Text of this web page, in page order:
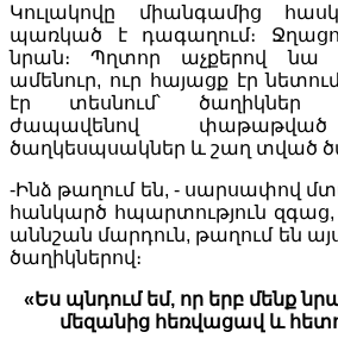
Կուլակովը միանգամից
պառկած է դագաղում։
նրան։ Պղտոր աչքերով նա
ամենուր, ուր հայացք էր
էր տեսնում՝ ծաղիկներ
ժապավենով փաթաթված
ծաղկեսպսակներ և շաղ տված
-Ինձ թաղում են, - սարսափով
հանկարծ հպարտություն զգաց,
աննշան մարդուն, թաղում են
ծաղիկներով։
«Ես պնդում եմ, որ երբ մենք
մեզանից հեռվացավ և հետո